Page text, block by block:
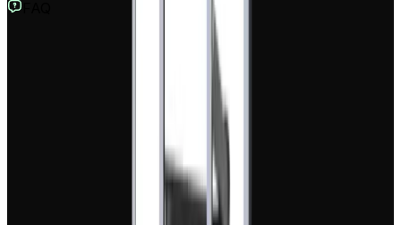
Qu'est-ce que le générateur de Motion Graphics AI de Revid ?
Le générateur de Motion Graphics de Revid est un outil
révolutionnaire qui utilise l'intelligence artificielle pour
transformer de simples descriptions textuelles en vidéos
d'animation professionnelles. Idéal pour créer du